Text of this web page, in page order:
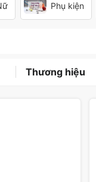
Phụ kiện
Thương hiệu